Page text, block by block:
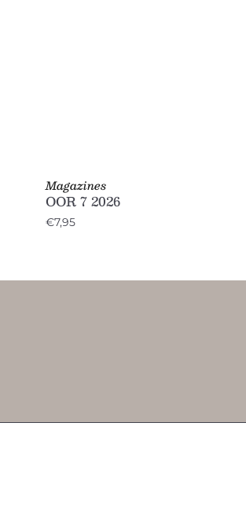
Magazines
OOR 7 2026
€7,95